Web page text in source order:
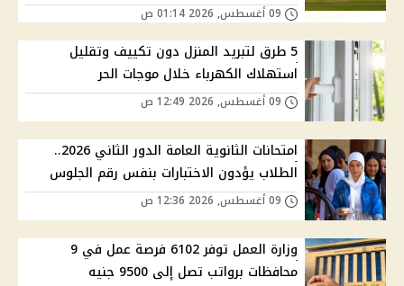
5 طرق لتبريد المنزل دون تكييف وتقليل
استهلاك الكهرباء خلال موجات الحر
امتحانات الثانوية العامة الدور الثاني 2026..
الطلاب يؤدون الاختبارات بنفس رقم الجلوس
وزارة العمل توفر 6102 فرصة عمل في 9
محافظات برواتب تصل إلى 9500 جنيه